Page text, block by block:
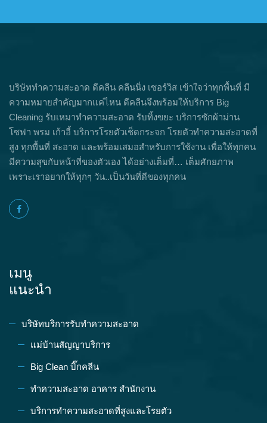
บริษัททำความสะอาด ดีคลีน คลีนนิ่ง เซอร์วิส เข้าใจว่าทุกพื้นที่ มี
ความหมายสำคัญมากแค่ไหน ดีคลีนจึงพร้อมให้บริการ Big
Cleaning รับเหมาทำความสะอาด รับทิ้งขยะ บริการซักผ้าม่าน
โซฟา พรม เก้าอี้ บริการโรยตัวเช็ดกระจก โรยตัวทำความสะอาดที่
สูง ทุกพื้นที่ สะอาด และพร้อมเสมอสำหรับการใช้งาน เพื่อให้ทุกคน
มีความสุขกับหน้าที่ของตัวเอง ได้อย่างเต็มที่… เต็มศักยภาพ
เพราะเราอยากให้ทุกๆ วัน..เป็นวันที่ดีของทุกคน
เมนู
แนะนำ
บริษัทบริการรับทำความสะอาด
แม่บ้านสัญญาบริการ
Big Clean บิ๊กคลีน
ทำความสะอาด อาคาร สำนักงาน
บริการทำความสะอาดที่สูงและโรยตัว